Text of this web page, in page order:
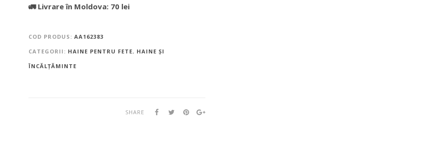
🚛 Livrare în Moldova: 70 lei
COD PRODUS: AA162383
CATEGORII: HAINE PENTRU FETE, HAINE ȘI
ÎNCĂLȚĂMINTE
SHARE